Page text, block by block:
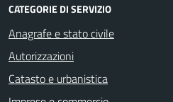
CATEGORIE DI SERVIZIO
Anagrafe e stato civile
Autorizzazioni
Catasto e urbanistica